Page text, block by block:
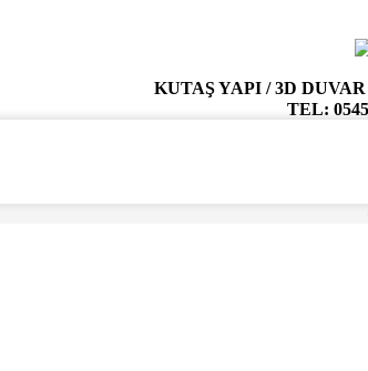
KUTAŞ YAPI / 3D
TEL: